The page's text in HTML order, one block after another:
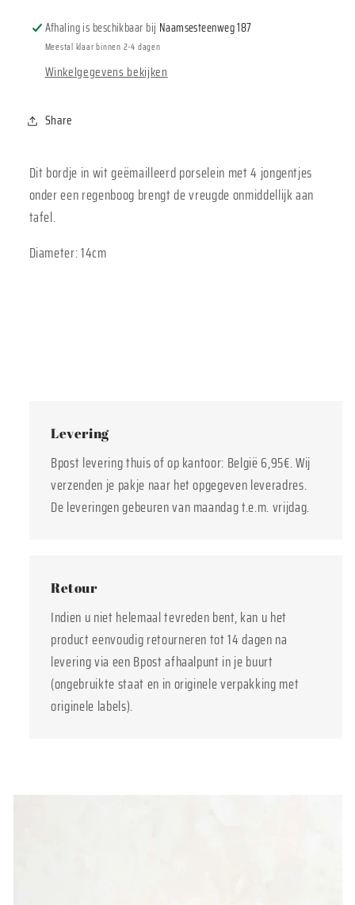
Afhaling is beschikbaar bij Naamsesteenweg 187
Meestal klaar binnen 2-4 dagen
Winkelgegevens bekijken
Share
Dit bordje in wit geëmailleerd porselein met 4 jongentjes
onder een regenboog brengt de vreugde onmiddellijk aan
tafel.
Diameter: 14cm
Levering
Bpost levering thuis of op kantoor: België 6,95€. Wij
verzenden je pakje naar het opgegeven leveradres.
De leveringen gebeuren van maandag t.e.m. vrijdag.
Retour
Indien u niet helemaal tevreden bent, kan u het
product eenvoudig retourneren tot 14 dagen na
levering via een Bpost afhaalpunt in je buurt
(ongebruikte staat en in originele verpakking met
originele labels).